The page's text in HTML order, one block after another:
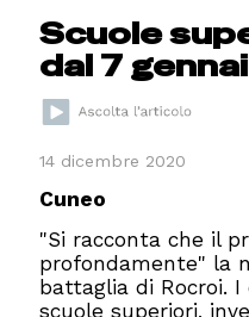
Scuole
dal 7
14 dicembre 2020
Cuneo
"Si racconta che il
profondamente" la
battaglia di Rocroi.
scuole superiori,